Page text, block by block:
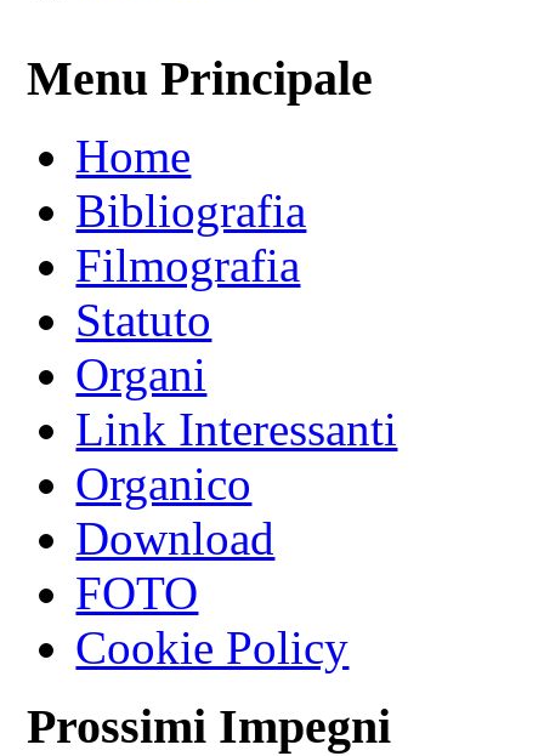
Menu Principale
Home
Bibliografia
Filmografia
Statuto
Organi
Link Interessanti
Organico
Download
FOTO
Cookie Policy
Prossimi Impegni